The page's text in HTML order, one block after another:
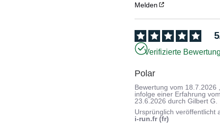
Melden
5
Verifizierte
Polar
Bewertung vom 18.7.2026
infolge einer Erfahrung
23.6.2026 durchGilbert G.
Ursprünglich veröffentlicht
i-run.fr (fr)